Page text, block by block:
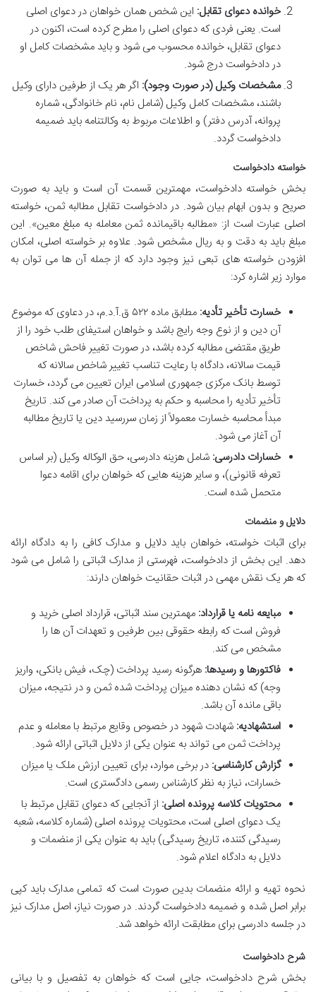
خوانده دعوای تقابل: این شخص همان خواهان در دعوای اصلی
است. یعنی فردی که دعوای اصلی را مطرح کرده است، اکنون در
دعوای تقابل، خوانده محسوب می شود و باید مشخصات کامل او
در دادخواست درج شود.
مشخصات وکیل (در صورت وجود): اگر هر یک از طرفین دارای وکیل
باشند، مشخصات کامل وکیل (شامل نام، نام خانوادگی، شماره
پروانه، آدرس دفتر) و اطلاعات مربوط به وکالتنامه باید ضمیمه
دادخواست گردد.
خواسته دادخواست
بخش خواسته دادخواست، مهمترین قسمت آن است و باید به صورت
صریح و بدون ابهام بیان شود. در دادخواست تقابل مطالبه ثمن، خواسته
اصلی عبارت است از: «مطالبه باقیمانده ثمن معامله به مبلغ معین». این
مبلغ باید به دقت و به ریال مشخص شود. علاوه بر خواسته اصلی، امکان
افزودن خواسته های تبعی نیز وجود دارد که از جمله آن ها می توان به
موارد زیر اشاره کرد:
خسارت تأخیر تأدیه:
مطابق ماده ۵۲۲ ق.آ.د.م، در دعاوی که موضوع
آن دین و از نوع وجه رایج باشد و خواهان استیفای طلب خود را از
طریق مقتضی مطالبه کرده باشد، در صورت تغییر فاحش شاخص
قیمت سالانه، دادگاه با رعایت تناسب تغییر شاخص سالانه که
توسط بانک مرکزی جمهوری اسلامی ایران تعیین می گردد، خسارت
تأخیر تأدیه را محاسبه و حکم به پرداخت آن صادر می کند. تاریخ
مبدأ محاسبه خسارت معمولاً از زمان سررسید دین یا تاریخ مطالبه
آن آغاز می شود.
خسارات دادرسی: شامل هزینه دادرسی، حق الوکاله وکیل (بر اساس
تعرفه قانونی)، و سایر هزینه هایی که خواهان برای اقامه دعوا
متحمل شده است.
دلایل و منضمات
برای اثبات خواسته، خواهان باید دلایل و مدارک کافی را به دادگاه ارائه
دهد. این بخش از دادخواست، فهرستی از مدارک اثباتی را شامل می شود
که هر یک نقش مهمی در اثبات حقانیت خواهان دارند:
مبایعه نامه یا قرارداد: مهمترین سند اثباتی، قرارداد اصلی خرید و
فروش است که رابطه حقوقی بین طرفین و تعهدات آن ها را
مشخص می کند.
فاکتورها و رسیدها: هرگونه رسید پرداخت (چک، فیش بانکی، واریز
وجه) که نشان دهنده میزان پرداخت شده ثمن و در نتیجه، میزان
باقی مانده آن باشد.
استشهادیه: شهادت شهود در خصوص وقایع مرتبط با معامله و عدم
پرداخت ثمن می تواند به عنوان یکی از دلایل اثباتی ارائه شود.
گزارش کارشناسی: در برخی موارد، برای تعیین ارزش ملک یا میزان
خسارات، نیاز به نظر کارشناس رسمی دادگستری است.
محتویات کلاسه پرونده اصلی: از آنجایی که دعوای تقابل مرتبط با
یک دعوای اصلی است، محتویات پرونده اصلی (شماره کلاسه، شعبه
رسیدگی کننده، تاریخ رسیدگی) باید به عنوان یکی از منضمات و
دلایل به دادگاه اعلام شود.
نحوه تهیه و ارائه منضمات بدین صورت است که تمامی مدارک باید کپی
برابر اصل شده و ضمیمه دادخواست گردند. در صورت نیاز، اصل مدارک نیز
در جلسه دادرسی برای مطابقت ارائه خواهد شد.
شرح دادخواست
بخش شرح دادخواست، جایی است که خواهان به تفصیل و با بیانی